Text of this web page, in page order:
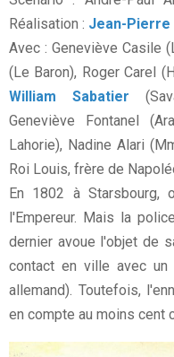
Réalisation : Jean-
Avec : Geneviève Casile
(Le Baron), Roger Carel
William Sabatier
Geneviève Fontanel
Lahorie), Nadine Alari
Roi Louis, frère de
En 1802 à Starsbourg,
l'Empereur. Mais la
dernier avoue l'objet de
contact en ville avec un
allemand). Toutefois,
en compte au moins cent